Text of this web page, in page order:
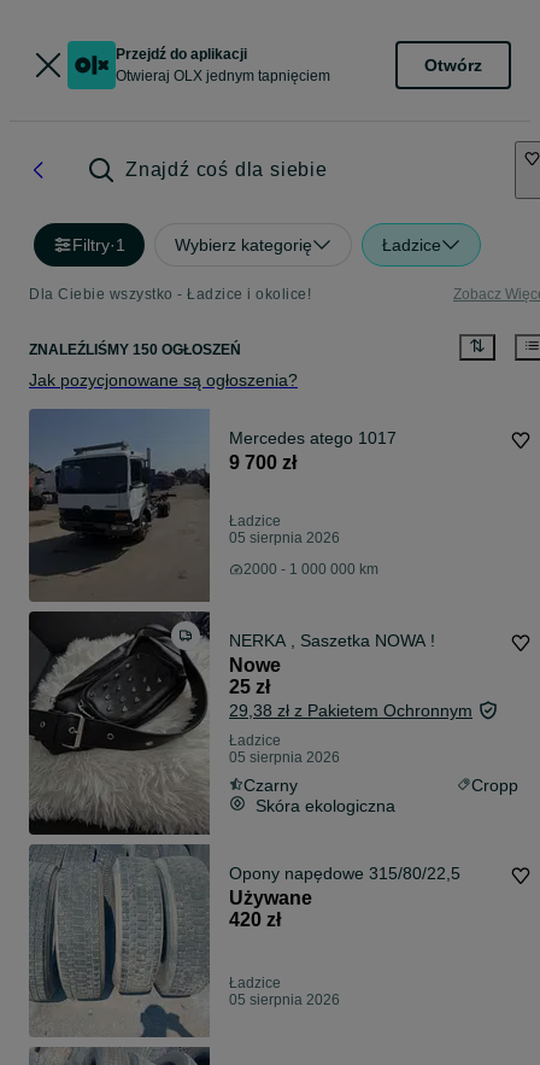
Przejdź do aplikacji
Otwieraj OLX jednym tapnięciem
Otwórz
Znajdź coś dla siebie
Filtry·1 Wybierz kategorię Ładzice
Dla Ciebie wszystko - Ładzice i okolice! Zobacz
ZNALEŹLIŚMY 150 OGŁOSZEŃ
Jak pozycjonowane są ogłoszenia?
Mercedes atego 1017
9 700 zł
Ładzice
05 sierpnia 2026
2000 - 1 000 000 km
NERKA , Saszetka NOWA !
Nowe
25 zł
29,38 zł z Pakietem Ochronnym
Ładzice
05 sierpnia 2026
Czarny
Cropp
Skóra ekologiczna
Opony napędowe 315/80/22,5
Używane
420 zł
Ładzice
05 sierpnia 2026